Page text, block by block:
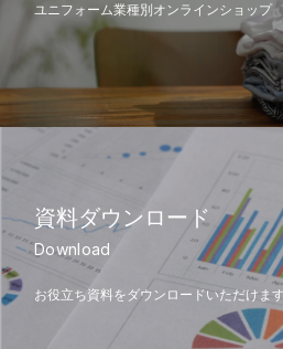
ユニフォーム業種別オンラインショップ
資料ダウンロード
Download
お役立ち資料をダウンロードいただけます